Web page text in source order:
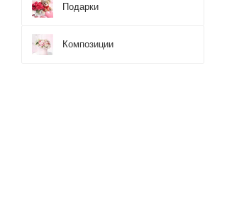
Подарки
Композиции